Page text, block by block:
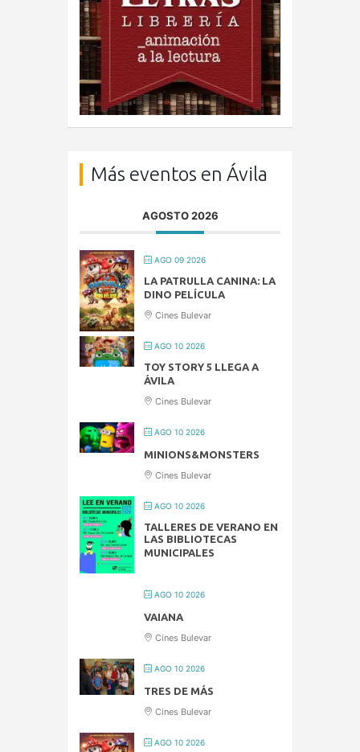
Más eventos en Ávila
AGOSTO 2026
AGO 09 2026
LA PATRULLA CANINA: LA
DINO PELÍCULA
Cines Bulevar
AGO 10 2026
TOY STORY 5 LLEGA A
ÁVILA
Cines Bulevar
AGO 10 2026
MINIONS&MONSTERS
Cines Bulevar
AGO 10 2026
TALLERES DE VERANO EN
LAS BIBLIOTECAS
MUNICIPALES
AGO 10 2026
VAIANA
Cines Bulevar
AGO 10 2026
TRES DE MÁS
Cines Bulevar
AGO 10 2026